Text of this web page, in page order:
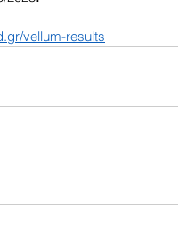
vellum-results